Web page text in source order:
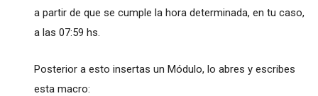
a partir de que se cumple la hora determinada, en tu caso,
a las 07:59 hs.
Posterior a esto insertas un Módulo, lo abres y escribes
esta macro: